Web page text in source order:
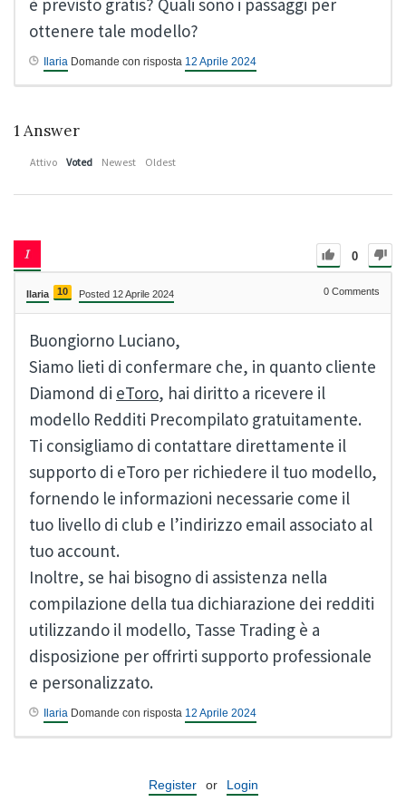
è previsto gratis? Quali sono i passaggi per
ottenere tale modello?
Ilaria Domande con risposta 12 Aprile 2024
1 Answer
Attivo Voted Newest Oldest
0
Ilaria 10 Posted 12 Aprile 2024 0 Comments
Buongiorno Luciano,
Siamo lieti di confermare che, in quanto cliente
Diamond di eToro, hai diritto a ricevere il
modello Redditi Precompilato gratuitamente.
Ti consigliamo di contattare direttamente il
supporto di eToro per richiedere il tuo modello,
fornendo le informazioni necessarie come il
tuo livello di club e l’indirizzo email associato al
tuo account.
Inoltre, se hai bisogno di assistenza nella
compilazione della tua dichiarazione dei redditi
utilizzando il modello, Tasse Trading è a
disposizione per offrirti supporto professionale
e personalizzato.
Ilaria Domande con risposta 12 Aprile 2024
Register or Login